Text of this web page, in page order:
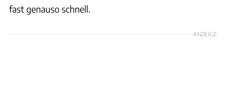
fast genauso schnell.
ANZEIGE